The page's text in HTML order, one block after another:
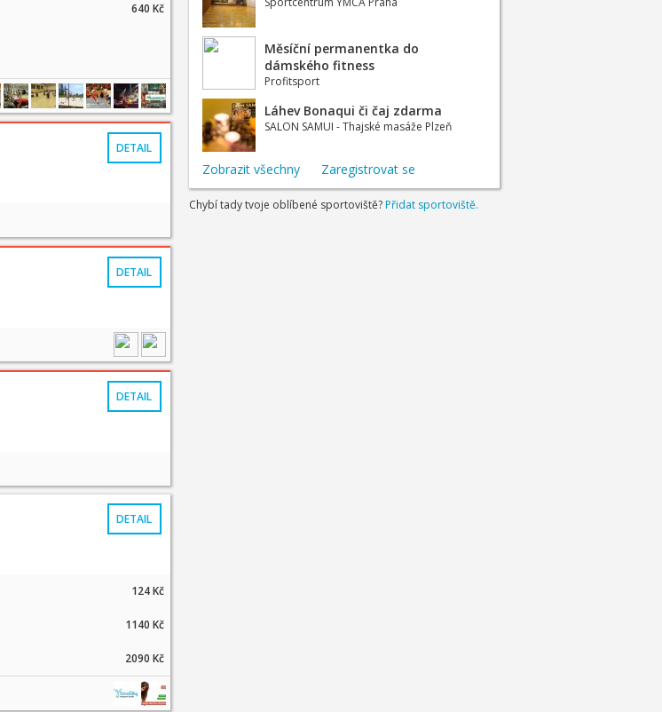
640 Kč
DETAIL
DETAIL
DETAIL
DETAIL
124 Kč
1140 Kč
2090 Kč
Měsíční permanentka do
dámského fitness
Profitsport
Láhev Bonaqui či čaj zdarma
SALON SAMUI - Thajské masáže Plzeň
Zobrazit všechny Zaregistrovat se
Chybí tady tvoje oblíbené sportoviště? Přidat sportoviště.